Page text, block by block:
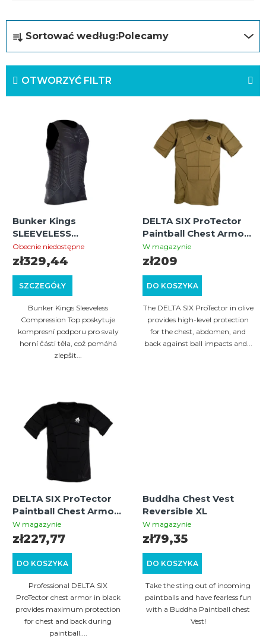
o
r
o
d
Sortować według:Polecamy
OTWORZYĆ FILTR
o
d
Bunker Kings
SLEEVELESS
COMPRESSION TOP - L
Obecnie niedostępne
SZCZEGÓŁY
zł329,44
Bunker Kings Sleeveless
Compression Top poskytuje
kompresní podporu pro svaly
horní části těla, což pomáhá
zlepšit...
DELTA SIX ProTector
Paintball Chest Armor
(Olive) L/XL – tactical
protective vest for
W magazynie
DO KOSZYKA
zł209
The DELTA SIX ProTector in olive
provides high-level protection
for the chest, abdomen, and
back against ball impacts and...
DELTA SIX ProTector
Paintball Chest Armor
Black S/M
W magazynie
DO KOSZYKA
zł227,77
Professional DELTA SIX
ProTector chest armor in black
provides maximum protection
for chest and back during
paintball....
Buddha Chest Vest
Reversible XL
W magazynie
DO KOSZYKA
zł79,35
Take the sting out of incoming
paintballs and have fearless fun
with a Buddha Paintball chest
Vest!